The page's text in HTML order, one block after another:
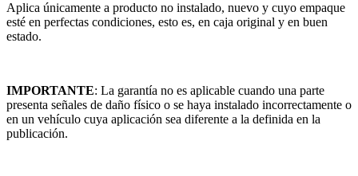
Aplica únicamente a producto no instalado, nuevo y cuyo empaque
esté en perfectas condiciones, esto es, en caja original y en buen
estado.
IMPORTANTE: La garantía no es aplicable cuando una parte
presenta señales de daño físico o se haya instalado incorrectamente o
en un vehículo cuya aplicación sea diferente a la definida en la
publicación.